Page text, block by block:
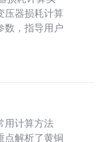
压器损耗计算
数，指导用户
用计算方法
点解析了黄铜